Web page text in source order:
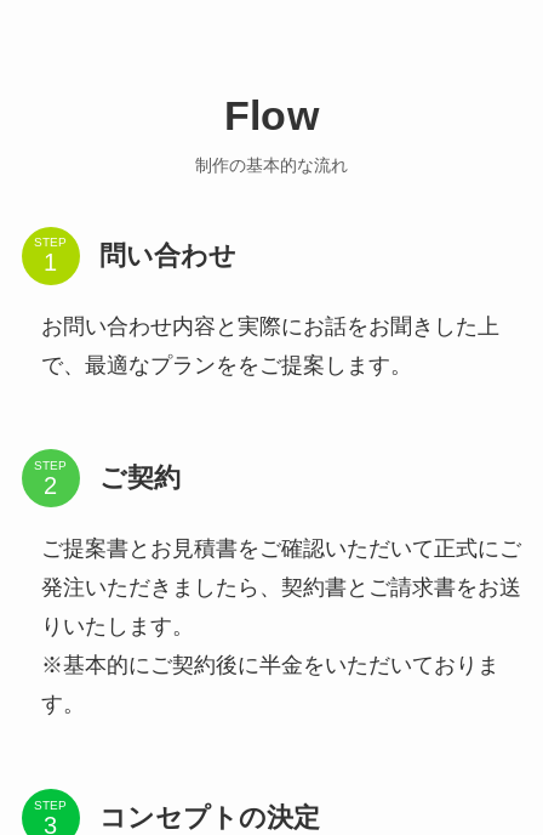
Flow
制作の基本的な流れ
STEP 問い合わせ
お問い合わせ内容と実際にお話をお聞きした上
で、最適なプランををご提案します。
STEP ご契約
ご提案書とお見積書をご確認いただいて正式にご
発注いただきましたら、契約書とご請求書をお送
りいたします。
※基本的にご契約後に半金をいただいておりま
す。
STEP コンセプトの決定